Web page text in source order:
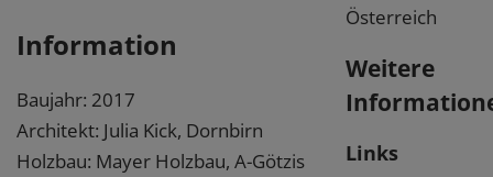
Information
Baujahr: 2017
Architekt: Julia Kick, Dornbirn
Holzbau: Mayer Holzbau, A-Götzis
Österreich
Weitere
Links